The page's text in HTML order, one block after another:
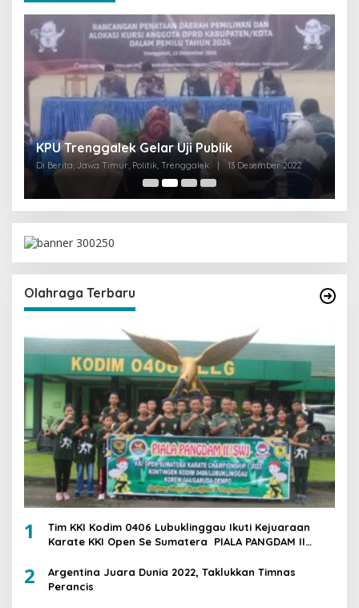
KPU Trenggalek Gelar Uji Publik
Di Berita, Jawa Timur, Politik, Trenggalek | 13 Desember 2022
Olahraga Terbaru
1
Tim KKI Kodim 0406 Lubuklinggau Ikuti Kejuaraan
Karate KKI Open Se Sumatera PIALA PANGDAM II
2
Argentina Juara Dunia 2022, Taklukkan Timnas
Perancis